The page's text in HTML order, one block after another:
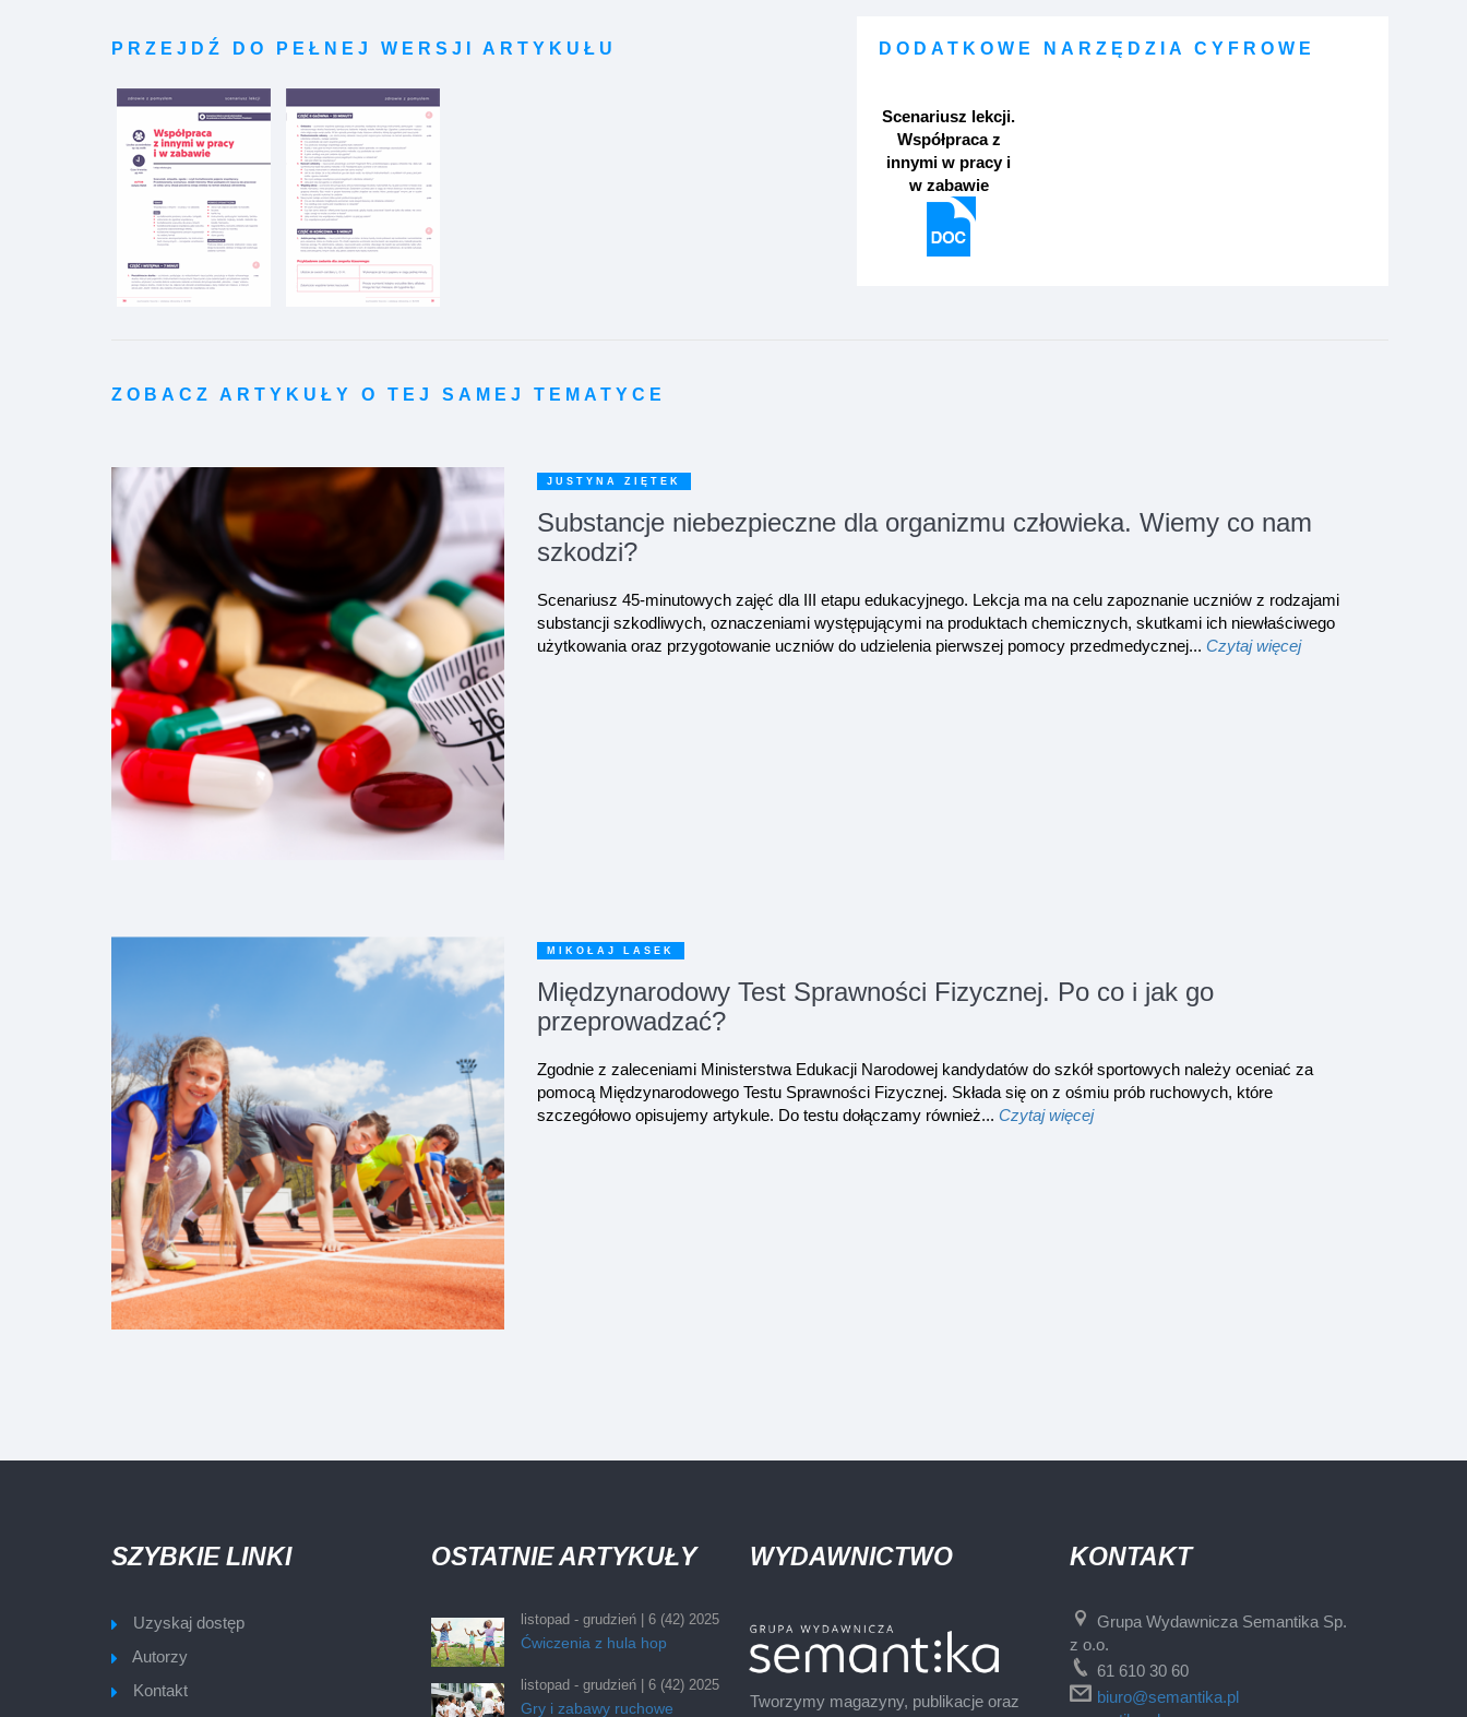
PRZEJDŹ DO PEŁNEJ WERSJI ARTYKUŁU DODATKOWE NARZĘDZIA CYFROWE
Scenariusz lekcji.
Współpraca z
innymi w pracy i
w zabawie
ZOBACZ ARTYKUŁY O TEJ SAMEJ TEMATYCE
JUSTYNA ZIĘTEK
Substancje niebezpieczne dla organizmu człowieka. Wiemy co nam
szkodzi?
Scenariusz 45-minutowych zajęć dla III etapu edukacyjnego. Lekcja ma na celu zapoznanie uczniów z rodzajami
substancji szkodliwych, oznaczeniami występującymi na produktach chemicznych, skutkami ich niewłaściwego
użytkowania oraz przygotowanie uczniów do udzielenia pierwszej pomocy przedmedycznej... Czytaj więcej
MIKOŁAJ LASEK
Międzynarodowy Test Sprawności Fizycznej. Po co i jak go
przeprowadzać?
Zgodnie z zaleceniami Ministerstwa Edukacji Narodowej kandydatów do szkół sportowych należy oceniać za
pomocą Międzynarodowego Testu Sprawności Fizycznej. Składa się on z ośmiu prób ruchowych, które
szczegółowo opisujemy artykule. Do testu dołączamy również... Czytaj więcej
SZYBKIE LINKI
Uzyskaj dostęp
Autorzy
Kontakt
OSTATNIE ARTYKUŁY
listopad - grudzień | 6 (42) 2025
Ćwiczenia z hula hop
listopad - grudzień | 6 (42) 2025
Gry i zabawy ruchowe
WYDAWNICTWO
Tworzymy magazyny, publikacje oraz
KONTAKT
Grupa Wydawnicza Semantika Sp.
z o.o.
61 610 30 60
biuro@semantika.pl